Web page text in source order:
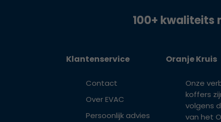
100+ kwaliteits
Klantenservice
Contact
Over EVAC
Persoonlijk advies
Oranje Kruis
Onze
koffers
volgens
van het